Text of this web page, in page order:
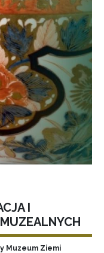
I
Muzeum Ziemi